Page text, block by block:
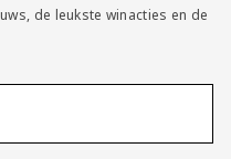
de leukste winacties en de